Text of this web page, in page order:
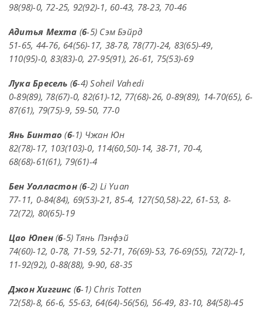
98(98)-0, 72-25, 92(92)-1, 60-43, 78-23, 70-46
Адитья Мехта (6-5) Сэм Бэйрд
51-65, 44-76, 64(56)-17, 38-78, 78(77)-24, 83(65)-49,
110(95)-0, 83(83)-0, 27-95(91), 26-61, 75(53)-69
Лука Бресель (6-4) Soheil Vahedi
0-89(89), 78(67)-0, 82(61)-12, 77(68)-26, 0-89(89), 14-70(65), 6-
87(61), 79(75)-9, 59-50, 77-0
Янь Бинтао (6-1) Чжан Юн
82(78)-17, 103(103)-0, 114(60,50)-14, 38-71, 70-4,
68(68)-61(61), 79(61)-4
Бен Уолластон(6-2) Li Yuan
77-11, 0-84(84), 69(53)-21, 85-4, 127(50,58)-22, 61-53, 8-
72(72), 80(65)-19
Цао Юпен(6-5) Тянь Пэнфэй
74(60)-12, 0-78, 71-59, 52-71, 76(69)-53, 76-69(55), 72(72)-1,
11-92(92), 0-88(88), 9-90, 68-35
Джон Хиггинс(6-1) Chris Totten
72(58)-8, 66-6, 55-63, 64(64)-56(56), 56-49, 83-10, 84(58)-45